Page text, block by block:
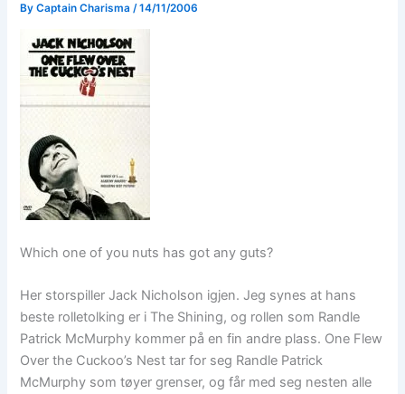
ByCaptain Charisma /14/11/2006
Which one of you nuts has got any guts?
Her storspiller Jack Nicholson igjen. Jeg synes at hans
beste rolletolking er i The Shining, og rollen som Randle
Patrick McMurphy kommer på en fin andre plass. One Flew
Over the Cuckoo’s Nest tar for seg Randle Patrick
McMurphy som tøyer grenser, og får med seg nesten alle